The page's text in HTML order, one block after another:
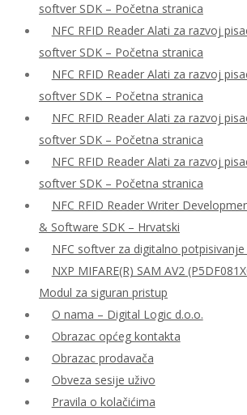
softver SDK – Početna stranica
NFC RFID Reader Alati za razvoj
softver SDK – Početna stranica
NFC RFID Reader Alati za razvoj
softver SDK – Početna stranica
NFC RFID Reader Alati za razvoj
softver SDK – Početna stranica
NFC RFID Reader Alati za razvoj
softver SDK – Početna stranica
NFC RFID Reader Writer
& Software SDK – Hrvatski
NFC softver za digitalno
NXP MIFARE(R) SAM AV2
Modul za siguran pristup
O nama – Digital Logic d.o.o.
Obrazac općeg kontakta
Obrazac prodavača
Obveza sesije uživo
Pravila o kolačićima